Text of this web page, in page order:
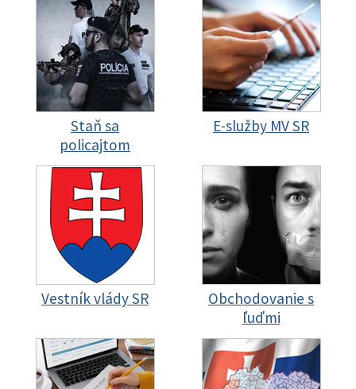
Staň sa
policajtom
E-služby MV SR
Vestník vlády SR
Obchodovanie s
ľuďmi